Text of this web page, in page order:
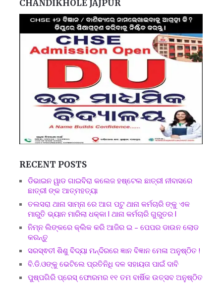
CHANDIKHOLE JAJPUR
RECENT POSTS
ଡିଭାଇନ ୱାଡ ଗାଇବିରା କଲେଜ ହଷ୍ଟେଲ ଛାତ୍ରୀ ନୀବାସରେ
ଛାତ୍ରୀ ଙ୍କ ଆତ୍ମହତ୍ୟା
ତଲସରା ଥାନା ସାମ୍ନା ରେ ଆଗ ପଟୁ ଥାନା କର୍ମଚାରି ଙ୍କୁ ଏକ
ମାରୁତି ଭ୍ୟାନ ମାରିଲା ଧକ୍କା l ଥାନା କର୍ମଚାରି ଗୁରୁତର l
ନିମ୍ନ ଲିଙ୍କରେ କ୍ଲିକ କରି ଆଜିର ଇ – ପେପର ଡାଉନ ଲୋଡ
କରନ୍ତୁ
ସରସ୍ଵତୀ ଶିଶୁ ବିଦ୍ୟା ମନ୍ଦିରରେ ଜ୍ଞାନ ବିଜ୍ଞାନ ମେଳା ଅନୁଷ୍ଠିତ !
ବି.ଡି.ଓଙ୍କୁ ଭେଟିଲେ ପ୍ରତିନିଧି ଦଳ ସହାୟତା ପାଇଁ ଦାବି
ପୁଷ୍ପଗିରି ପ୍ରେସ୍ ଫୋରମର ୧୧ ତମ ବାର୍ଷିକ ଉତ୍ସବ ଅନୁଷ୍ଠିତ